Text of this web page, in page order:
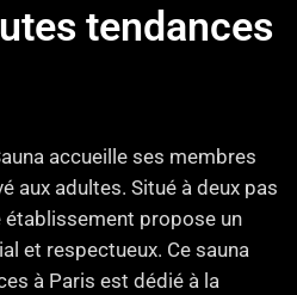
tendances
accueille ses membres
aux adultes. Situé à deux pas
établissement propose un
et respectueux. Ce sauna
à Paris est dédié à la